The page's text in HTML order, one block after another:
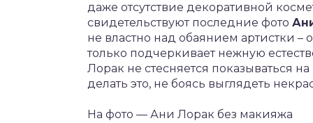
даже отсутствие декоративной
свидетельствуют последние фото
не властно над обаянием артистки –
только подчеркивает нежную
Лорак не стесняется показываться
делать это, не боясь выглядеть
На фото — Ани Лорак без макияжа